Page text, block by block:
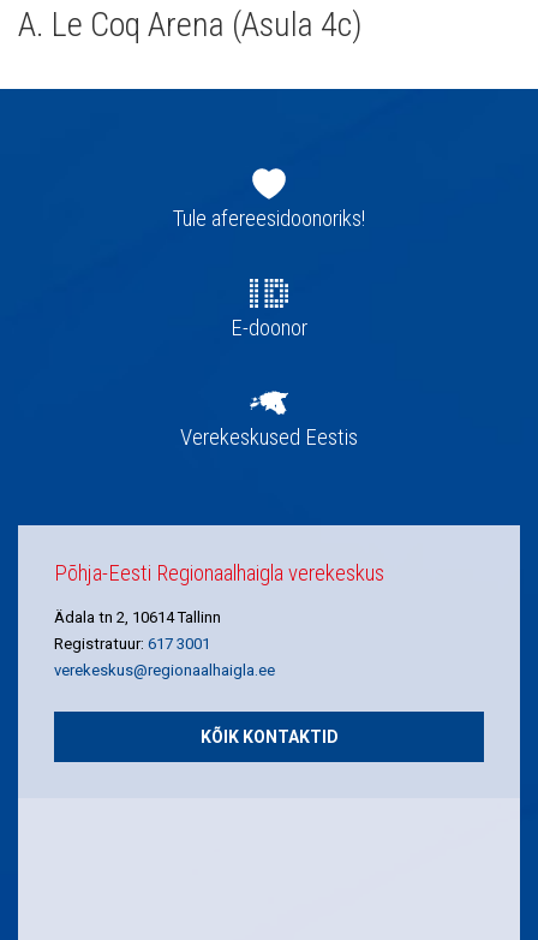
A. Le Coq Arena (Asula 4c)
navigatsioonTule afereesidoonoriks!
E-doonor
Verekeskused Eestis
Põhja-Eesti Regionaalhaigla verekeskus
Ädala tn 2, 10614 Tallinn
Registratuur: 617 3001
verekeskus@regionaalhaigla.ee
KÕIK KONTAKTID